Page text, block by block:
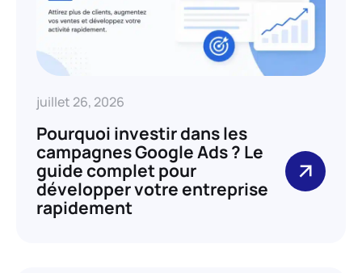
juillet 26, 2026
Pourquoi investir dans les
campagnes Google Ads ? Le
guide complet pour
développer votre entreprise
rapidement